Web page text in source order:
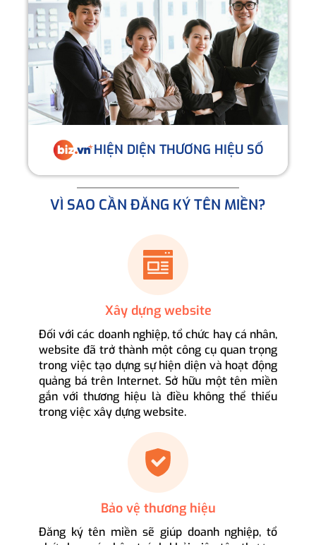
HIỆN DIỆN THƯƠNG HIỆU SỐ
VÌ SAO CẦN ĐĂNG KÝ TÊN MIỀN?
Xây dựng website
Đối với các doanh nghiệp, tổ chức hay cá nhân,
website đã trở thành một công cụ quan trọng
trong việc tạo dựng sự hiện diện và hoạt động
quảng bá trên Internet. Sở hữu một tên miền
gắn với thương hiệu là điều không thể thiếu
trong việc xây dựng website.
Bảo vệ thương hiệu
Đăng ký tên miền sẽ giúp doanh nghiệp, tổ